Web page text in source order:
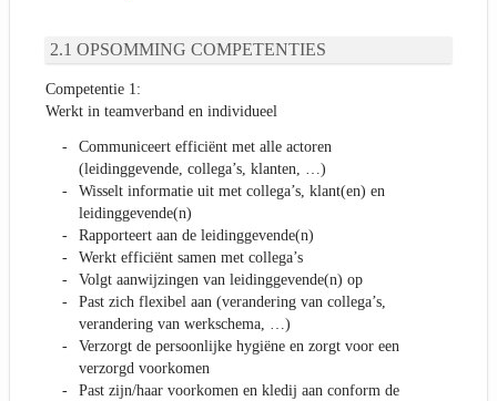
OPSOMMING COMPETENTIES
Competentie 1:
Werkt in teamverband en individueel
Communiceert efficiënt met alle actoren
(leidinggevende, collega’s, klanten, …)
Wisselt informatie uit met collega’s, klant(en) en
leidinggevende(n)
Rapporteert aan de leidinggevende(n)
Werkt efficiënt samen met collega’s
Volgt aanwijzingen van leidinggevende(n) op
Past zich flexibel aan (verandering van collega’s,
verandering van werkschema, …)
Verzorgt de persoonlijke hygiëne en zorgt voor een
verzorgd voorkomen
Past zijn/haar voorkomen en kledij aan conform de